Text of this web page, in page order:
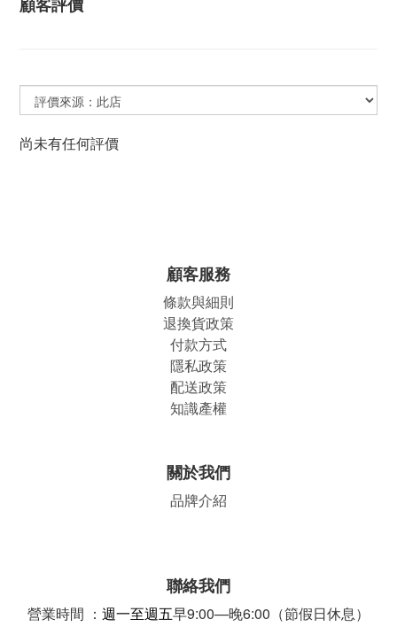
尚未有任何評價
顧客服務
條款與細則
退換貨政策
付款方式
隱私政策
配送政策
知識產權
關於我們
品牌介紹
聯絡我們
營業時間 ： 週一至週五早9:00—晚6:00（節假日休息）